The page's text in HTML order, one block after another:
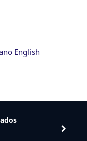
English